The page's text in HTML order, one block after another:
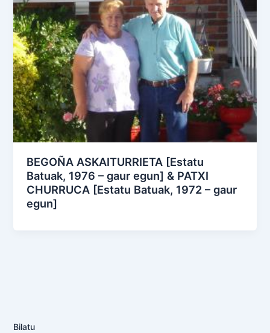
BEGOÑA ASKAITURRIETA [Estatu
Batuak, 1976 – gaur egun] & PATXI
CHURRUCA [Estatu Batuak, 1972 – gaur
egun]
Bilatu